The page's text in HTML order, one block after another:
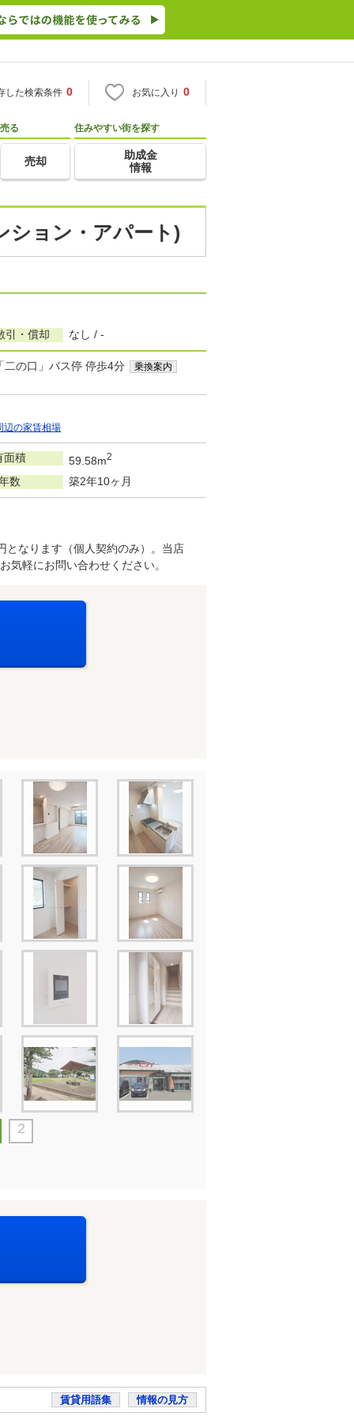
した検索条件 0 お気に入り 0
売る
売却
住みやすい街を探す
助成金
情報
ション・アパート)
引・償却 なし / -
二の口」バス停 停歩4分
乗換案内
辺の家賃相場
面積 59.58m2
数 築2年10ヶ月
なります（個人契約のみ）。当店
気軽にお問い合わせください。
2
賃貸用語集 情報の見方